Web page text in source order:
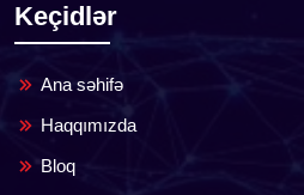
Keçidlər
Ana səhifə
Haqqımızda
Bloq